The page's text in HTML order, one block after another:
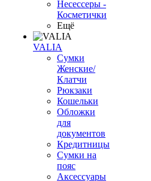
Несессеры -
Косметички
Ещё
VALIA
Сумки
Женские/
Клатчи
Рюкзаки
Кошельки
Обложки
для
документов
Кредитницы
Сумки на
пояс
Аксессуары